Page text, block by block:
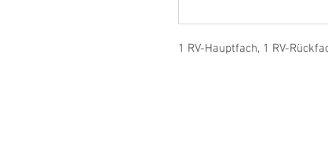
1 RV-Hauptfach, 1 RV-